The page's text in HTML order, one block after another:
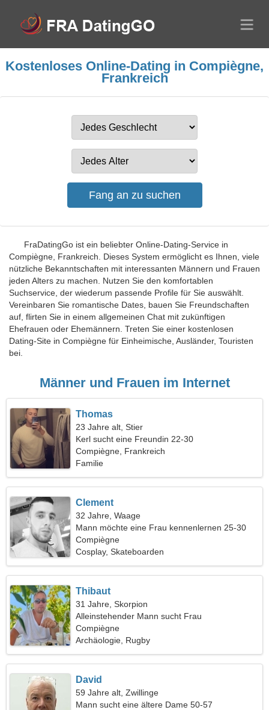
Kostenloses Online-Dating in Compiègne,
Frankreich
FraDatingGo ist ein beliebter Online-Dating-Service in
Compiègne, Frankreich. Dieses System ermöglicht es Ihnen, viele
nützliche Bekanntschaften mit interessanten Männern und Frauen
jeden Alters zu machen. Nutzen Sie den komfortablen
Suchservice, der wiederum passende Profile für Sie auswählt.
Vereinbaren Sie romantische Dates, bauen Sie Freundschaften
auf, flirten Sie in einem allgemeinen Chat mit zukünftigen
Ehefrauen oder Ehemännern. Treten Sie einer kostenlosen
Dating-Site in Compiègne für Einheimische, Ausländer, Touristen
bei.
Männer und Frauen im Internet
Thomas
23 Jahre alt, Stier
Kerl sucht eine Freundin 22-30
Compiègne, Frankreich
Familie
Clement
32 Jahre, Waage
Mann möchte eine Frau kennenlernen 25-30
Compiègne
Cosplay, Skateboarden
Thibaut
31 Jahre, Skorpion
Alleinstehender Mann sucht Frau
Compiègne
Archäologie, Rugby
David
59 Jahre alt, Zwillinge
Mann sucht eine ältere Dame 50-57